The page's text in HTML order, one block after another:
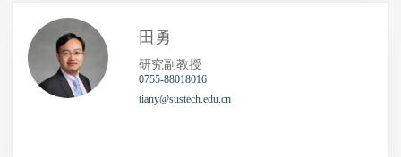
田勇
研究副教授
0755-88018016
tiany@sustech.edu.cn